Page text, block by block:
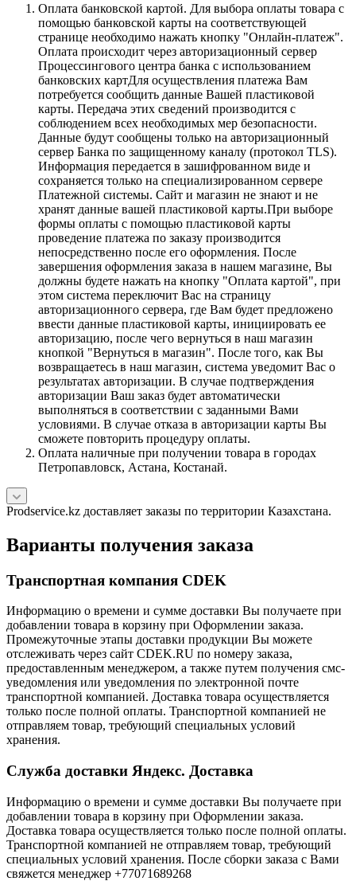
Оплата банковской картой. Для выбора оплаты товара с
помощью банковской карты на соответствующей
странице необходимо нажать кнопку "Онлайн-платеж".
Оплата происходит через авторизационный сервер
Процессингового центра банка с использованием
банковских картДля осуществления платежа Вам
потребуется сообщить данные Вашей пластиковой
карты. Передача этих сведений производится с
соблюдением всех необходимых мер безопасности.
Данные будут сообщены только на авторизационный
сервер Банка по защищенному каналу (протокол TLS).
Информация передается в зашифрованном виде и
сохраняется только на специализированном сервере
Платежной системы. Сайт и магазин не знают и не
хранят данные вашей пластиковой карты.При выборе
формы оплаты с помощью пластиковой карты
проведение платежа по заказу производится
непосредственно после его оформления. После
завершения оформления заказа в нашем магазине, Вы
должны будете нажать на кнопку "Оплата картой", при
этом система переключит Вас на страницу
авторизационного сервера, где Вам будет предложено
ввести данные пластиковой карты, инициировать ее
авторизацию, после чего вернуться в наш магазин
кнопкой "Вернуться в магазин". После того, как Вы
возвращаетесь в наш магазин, система уведомит Вас о
результатах авторизации. В случае подтверждения
авторизации Ваш заказ будет автоматически
выполняться в соответствии с заданными Вами
условиями. В случае отказа в авторизации карты Вы
сможете повторить процедуру оплаты.
Оплата наличные при получении товара в городах
Петропавловск, Астана, Костанай.
Prodservice.kz доставляет заказы по территории Казахстана.
Варианты получения заказа
Транспортная компания CDEK
Информацию о времени и сумме доставки Вы получаете при
добавлении товара в корзину при Оформлении заказа.
Промежуточные этапы доставки продукции Вы можете
отслеживать через сайт CDEK.RU по номеру заказа,
предоставленным менеджером, а также путем получения смс-
уведомления или уведомления по электронной почте
транспортной компанией. Доставка товара осуществляется
только после полной оплаты. Транспортной компанией не
отправляем товар, требующий специальных условий
хранения.
Служба доставки Яндекс. Доставка
Информацию о времени и сумме доставки Вы получаете при
добавлении товара в корзину при Оформлении заказа.
Доставка товара осуществляется только после полной оплаты.
Транспортной компанией не отправляем товар, требующий
специальных условий хранения. После сборки заказа с Вами
свяжется менеджер +77071689268